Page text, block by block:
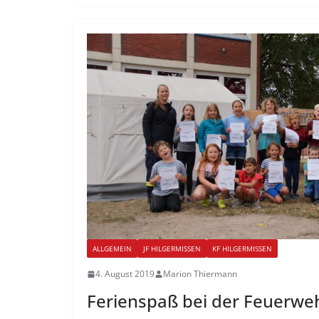
ALLGEMEIN JF HILGERMISSEN KF HILGERMISSEN
4. August 2019 Marion Thiermann
Ferienspaß bei der